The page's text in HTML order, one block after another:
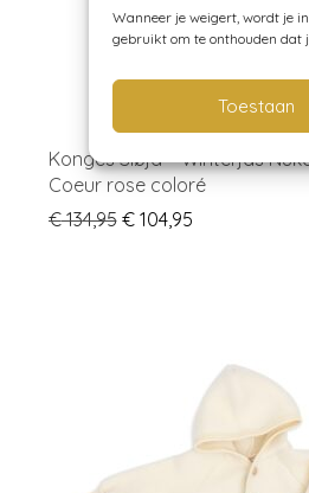
Wanneer je weigert, wordt je
gebruikt om te onthouden dat
Toestaan
Konges Sløjd – Winterjas
Coeur rose coloré
€134,95 Original price was: €
€104,95Current price